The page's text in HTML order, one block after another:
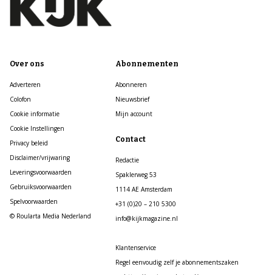
Over ons
Adverteren
Colofon
Cookie informatie
Cookie Instellingen
Privacy beleid
Disclaimer/vrijwaring
Leveringsvoorwaarden
Gebruiksvoorwaarden
Spelvoorwaarden
© Roularta Media Nederland
Abonnementen
Abonneren
Nieuwsbrief
Mijn account
Contact
Redactie
Spaklerweg 53
1114 AE Amsterdam
+31 (0)20 – 210 5300
info@kijkmagazine.nl
Klantenservice
Regel eenvoudig zelf je abonnementszaken